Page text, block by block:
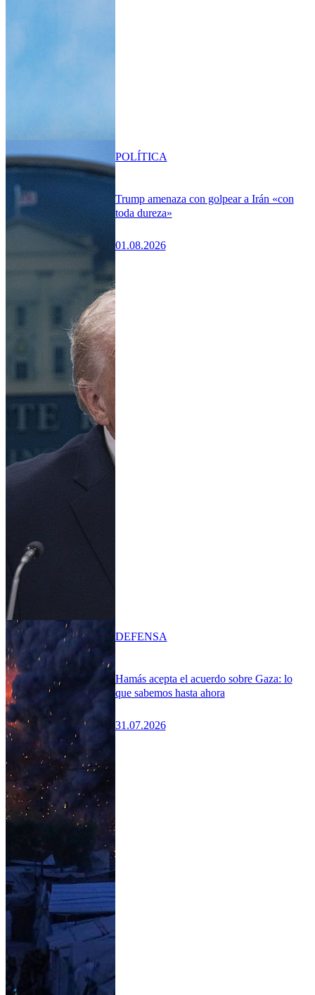
Trump amenaza con golpear a Irán «con
toda dureza»
01.08.2026
POLÍTICA
Hamás acepta el acuerdo sobre Gaza: lo
que sabemos hasta ahora
31.07.2026
DEFENSA